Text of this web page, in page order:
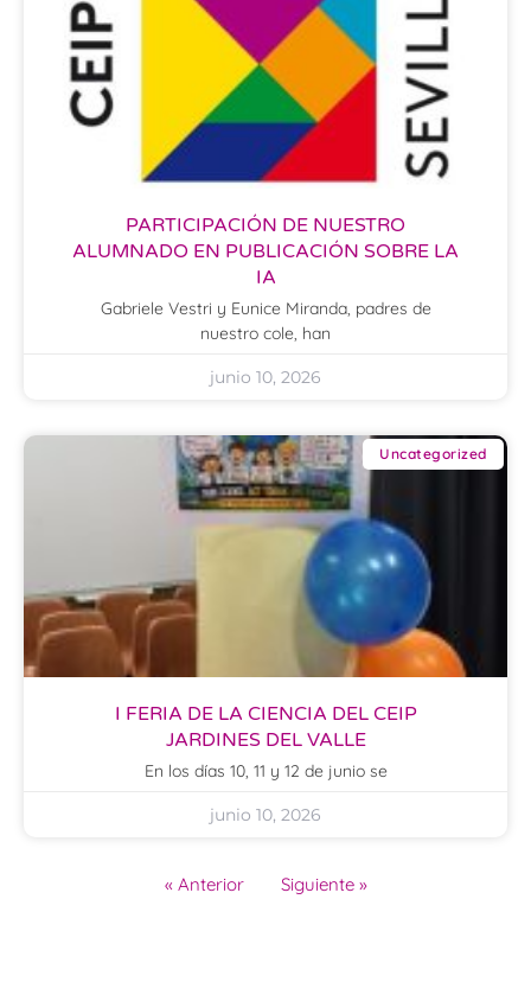
PARTICIPACIÓN DE NUESTRO
ALUMNADO EN PUBLICACIÓN SOBRE LA
IA
Gabriele Vestri y Eunice Miranda, padres de
nuestro cole, han
junio 10, 2026
Uncategorized
I FERIA DE LA CIENCIA DEL CEIP
JARDINES DEL VALLE
En los días 10, 11 y 12 de junio se
junio 10, 2026
« Anterior Siguiente »